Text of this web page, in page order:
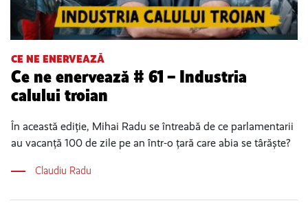
CE NE ENERVEAZĂ
Ce ne enervează # 61 – Industria
calului troian
În această ediție, Mihai Radu se întreabă de ce parlamentarii
au vacanță 100 de zile pe an într-o țară care abia se târăște?
Claudiu Radu